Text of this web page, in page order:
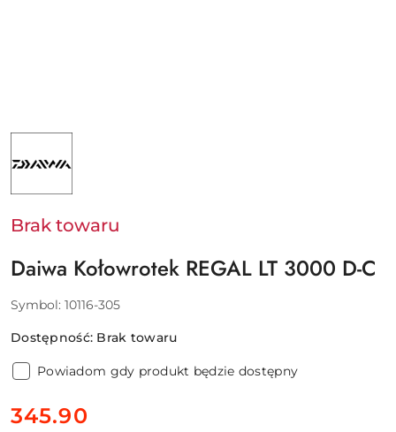
NAZWA
DAIWA
Brak towaru
Daiwa Kołowrotek REGAL LT 3000 D-C
Symbol: 10116-305
Dostępność: Brak towaru
Powiadom gdy produkt będzie dostępny
cena:
345.90